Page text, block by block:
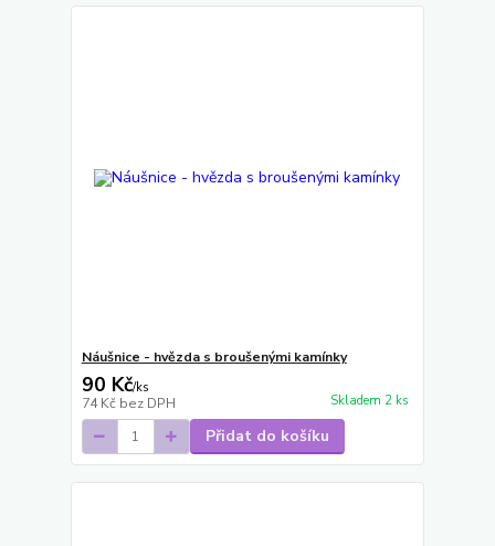
Náušnice - hvězda s broušenými kamínky
90 Kč/ks
74 Kč bez DPH Skladem 2 ks
Přidat do košíku